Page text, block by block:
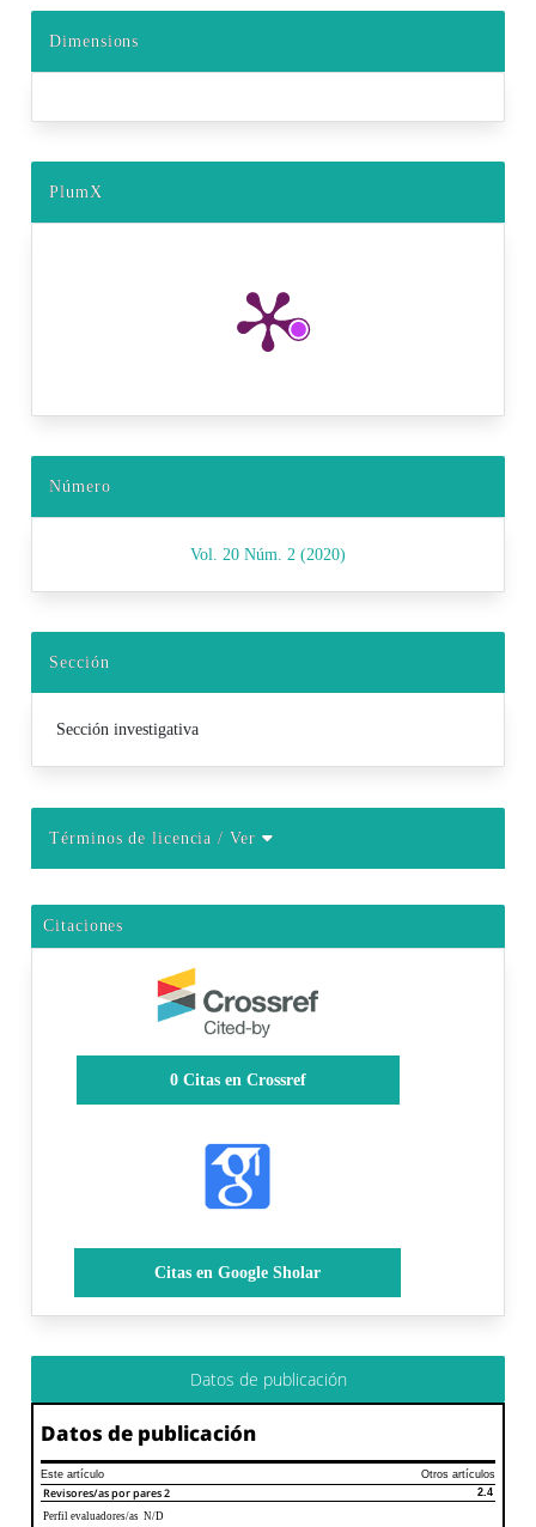
Dimensions
PlumX
Número
Vol. 20 Núm. 2 (2020)
Sección
Sección investigativa
Términos de licencia/ Ver
Citaciones
0Citas en Crossref
Citas en Google Sholar
Datos de publicación
Datos de publicación
Este artículo Otros artículos
Revisores/as por pares2
2.4
Perfil evaluadores/as N/D